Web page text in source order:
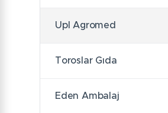
Upl Agromed
Toroslar Gıda
Eden Ambalaj